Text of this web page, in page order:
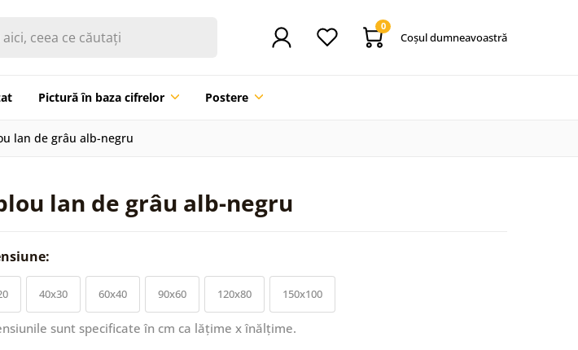
0
Coşul dumneavoastră
Pictură în baza cifrelor Postere
lan de grâu alb-negru
lan de grâu alb-negru
40x30 60x40 90x60 120x80 150x100
sunt specificate în cm ca lățime x înălțime.